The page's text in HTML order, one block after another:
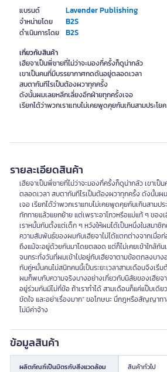
แบรนด์ Lavender Publishing
จำหน่ายโดย B2S
ดำเนินการโดย B2S
เกี่ยวกับสินค้า
เฮียจาเป็นพี่ชายที่ไม่ว่าจะมองกี่ครั้งก็ดูน่ากลัว
เขาเป็นคนที่มีบรรยากาศกดดันอยู่ตลอดเวลา
สบตากันทีไรเป็นต้องผวาทุกครั้ง
ดังนั้นผมเลยหลีกเลี่ยงอีกฝ่ายทุกครั้งเจอ
เรียกได้ว่าพวกเราแทบไม่เคยพูดคุยกันเกินสามประโยค
รายละเอียดสินค้า
เฮียจาเป็นพี่ชายที่ไม่ว่าจะมองกี่ครั้งก็ดูน่ากลัว เขาเ
ตลอดเวลา สบตากันทีไรเป็นต้องผวาทุกครั้ง ดังนั้นผ
เจอ เรียกได้ว่าพวกเราแทบไม่เคยพูดคุยกันเกินสามป
ทักทายแล้วแยกย้าย แต่เพราะอาโกวหรือแม่แท้ ๆ ขอ
เราหมั้นกันตั้งแต่เด็ก ๆ หวังให้ผมได้เป็นหนึ่งในสมา
ความสัมพันธ์ของผมกับเฮียจาไม่ได้แตกต่างจากเมื่อ
ถึงแม้จะอยู่ด้วยกันมาโดยตลอด แต่ก็ไม่เคยเข้าใกล้กัน
จนกระทั่งวันที่ผมเข้าไปอยู่กับเฮียจาตามข้อตกลงบาง
กับคู่หมั้นคนไม่สนิทคนนี้เป็นระยะเวลาสามเดือนจึงเริ่
ผมก็พบกับความจริงบางอย่างเกี่ยวกับนิสัยของเฮียจ
อยู่ร่วมกันมีไม่กี่ข้อ ถ้าเราทำได้ สามเดือนก็แค่แป๊บเดียว
ขัดใจ และอย่าเรื่องมาก” ขอโทษนะ นี่กฎหรือสัญญา
ไม่มีค่าจ้าง
ข้อมูลสินค้า
ผลิตภัณฑ์เป็นมิตรกับสิ่งแวดล้อม สินค้าทั่วไป